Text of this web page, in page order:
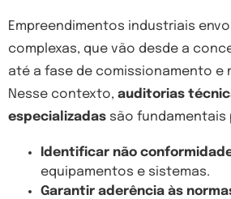
Empreendimentos industriais
complexas, que vão desde a
até a fase de comissionamento e
Nesse contexto, auditorias
especializadas são fundamentais
Identificar não
equipamentos e sistemas.
Garantir aderência às